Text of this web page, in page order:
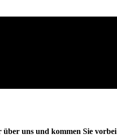
uns und kommen Sie vorbei